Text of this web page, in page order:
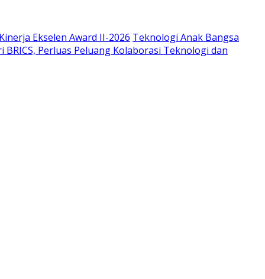
Ekselen Award II-2026 Teknologi Anak Bangsa
Perluas Peluang Kolaborasi Teknologi dan